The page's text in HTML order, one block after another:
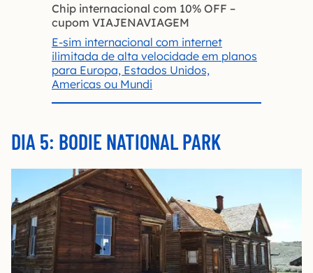
Chip internacional com 10% OFF –
cupom VIAJENAVIAGEM
E-sim internacional com internet
ilimitada de alta velocidade em planos
para Europa, Estados Unidos,
Americas ou Mundi
DIA 5: BODIE NATIONAL PARK